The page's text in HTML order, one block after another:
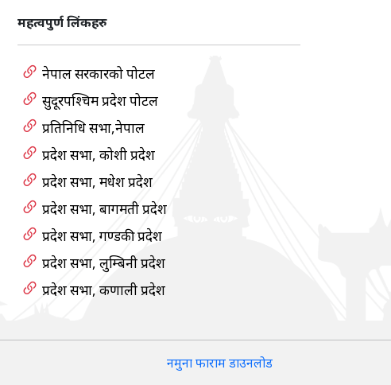
महत्वपुर्ण लिंकहरु
नेपाल सरकारको पोर्टल
सुदूरपश्चिम प्रदेश पोर्टल
प्रतिनिधि सभा,नेपाल
प्रदेश सभा, कोशी प्रदेश
प्रदेश सभा, मधेश प्रदेश
प्रदेश सभा, बागमती प्रदेश
प्रदेश सभा, गण्डकी प्रदेश
प्रदेश सभा, लुम्बिनी प्रदेश
प्रदेश सभा, कर्णाली प्रदेश
नमुना फाराम डाउनलोड